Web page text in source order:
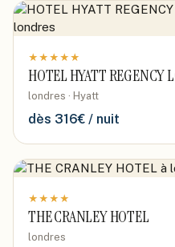
★ ★ ★ ★ ★
HOTEL HYATT REGENCY
londres · Hyatt
dès 316€ / nuit
★ ★ ★ ★
THE CRANLEY HOTEL
londres